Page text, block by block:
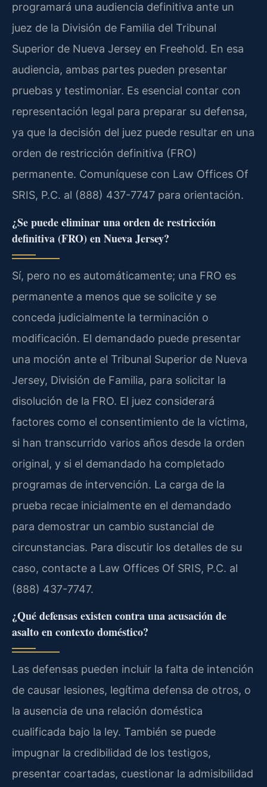
programará una audiencia definitiva ante un
juez de la División de Familia del Tribunal
Superior de Nueva Jersey en Freehold. En esa
audiencia, ambas partes pueden presentar
pruebas y testimoniar. Es esencial contar con
representación legal para preparar su defensa,
ya que la decisión del juez puede resultar en una
orden de restricción definitiva (FRO)
permanente. Comuníquese con Law Offices Of
SRIS, P.C. al (888) 437-7747 para orientación.
¿Se puede eliminar una orden de restricción
definitiva (FRO) en Nueva Jersey?
Sí, pero no es automáticamente; una FRO es
permanente a menos que se solicite y se
conceda judicialmente la terminación o
modificación. El demandado puede presentar
una moción ante el Tribunal Superior de Nueva
Jersey, División de Familia, para solicitar la
disolución de la FRO. El juez considerará
factores como el consentimiento de la víctima,
si han transcurrido varios años desde la orden
original, y si el demandado ha completado
programas de intervención. La carga de la
prueba recae inicialmente en el demandado
para demostrar un cambio sustancial de
circunstancias. Para discutir los detalles de su
caso, contacte a Law Offices Of SRIS, P.C. al
(888) 437-7747.
¿Qué defensas existen contra una acusación de
asalto en contexto doméstico?
Las defensas pueden incluir la falta de intención
de causar lesiones, legítima defensa de otros, o
la ausencia de una relación doméstica
cualificada bajo la ley. También se puede
impugnar la credibilidad de los testigos,
presentar coartadas, cuestionar la admisibilidad